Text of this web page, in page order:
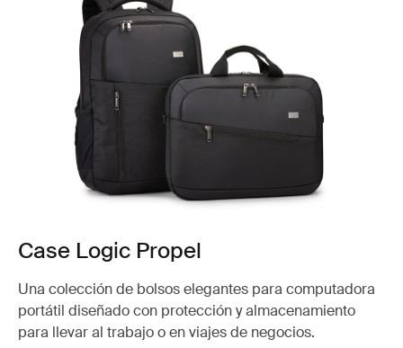
Case Logic Propel
Una colección de bolsos elegantes para computadora
portátil diseñado con protección y almacenamiento
para llevar al trabajo o en viajes de negocios.